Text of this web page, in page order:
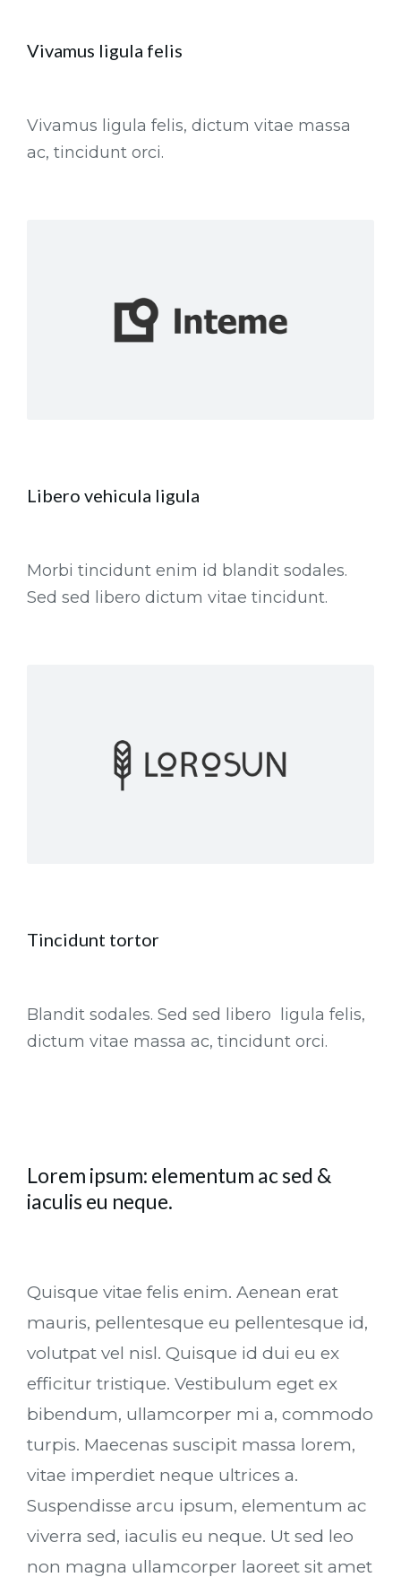
Vivamus ligula felis
Vivamus ligula felis, dictum vitae massa
ac, tincidunt orci.
Libero vehicula ligula
Morbi tincidunt enim id blandit sodales.
Sed sed libero dictum vitae tincidunt.
Tincidunt tortor
Blandit sodales. Sed sed libero ligula felis,
dictum vitae massa ac, tincidunt orci.
Lorem ipsum: elementum ac sed &
iaculis eu neque.
Quisque vitae felis enim. Aenean erat
mauris, pellentesque eu pellentesque id,
volutpat vel nisl. Quisque id dui eu ex
efficitur tristique. Vestibulum eget ex
bibendum, ullamcorper mi a, commodo
turpis. Maecenas suscipit massa lorem,
vitae imperdiet neque ultrices a.
Suspendisse arcu ipsum, elementum ac
viverra sed, iaculis eu neque. Ut sed leo
non magna ullamcorper laoreet sit amet